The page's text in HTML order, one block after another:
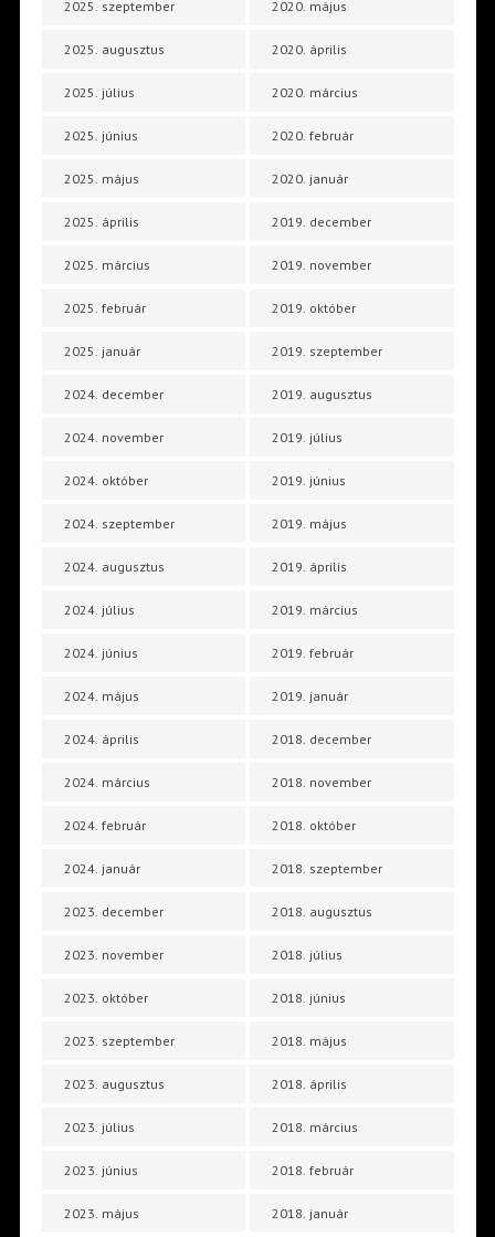
2025. szeptember
2025. augusztus
2025. július
2025. június
2025. május
2025. április
2025. március
2025. február
2025. január
2024. december
2024. november
2024. október
2024. szeptember
2024. augusztus
2024. július
2024. június
2024. május
2024. április
2024. március
2024. február
2024. január
2023. december
2023. november
2023. október
2023. szeptember
2023. augusztus
2023. július
2023. június
2023. május
2020. május
2020. április
2020. március
2020. február
2020. január
2019. december
2019. november
2019. október
2019. szeptember
2019. augusztus
2019. július
2019. június
2019. május
2019. április
2019. március
2019. február
2019. január
2018. december
2018. november
2018. október
2018. szeptember
2018. augusztus
2018. július
2018. június
2018. május
2018. április
2018. március
2018. február
2018. január